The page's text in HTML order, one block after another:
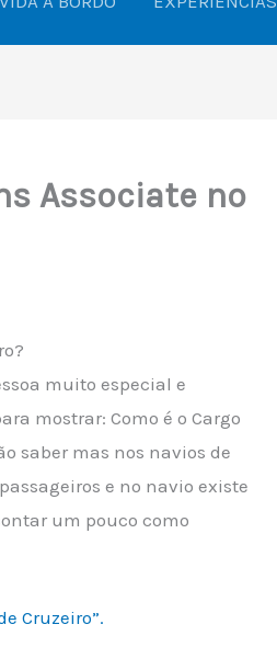
Associate no
muito especial e
mostrar: Como é o Cargo
saber mas nos navios de
e no navio existe
um pouco como
Cruzeiro”.